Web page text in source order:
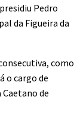
Pedro
da Figueira da
como
o cargo de
Caetano de